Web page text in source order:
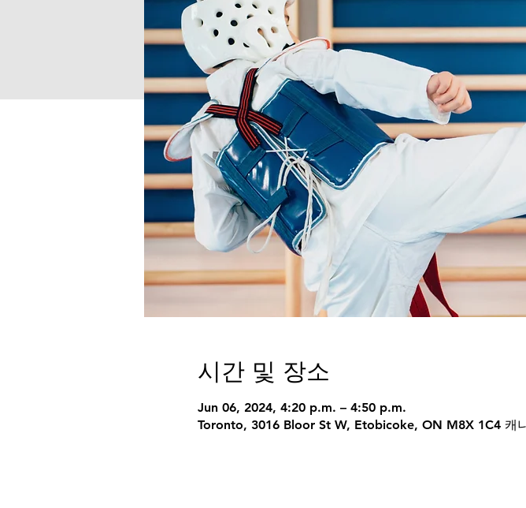
시간 및 장소
Jun 06, 2024, 4:20 p.m. – 4:50 p.m.
Toronto, 3016 Bloor St W, Etobicoke, ON M8X 1C4 캐